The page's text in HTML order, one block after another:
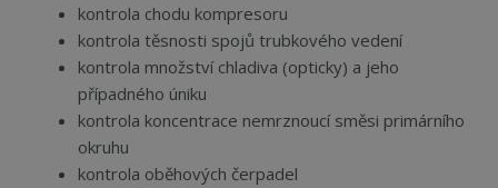
kontrola chodu kompresoru
kontrola těsnosti spojů trubkového vedení
kontrola množství chladiva (opticky) a jeho
případného úniku
kontrola koncentrace nemrznoucí směsi primárního
okruhu
kontrola oběhových čerpadel